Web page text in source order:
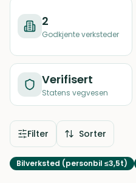
2
Godkjente verksteder
Verifisert
Statens vegvesen
Filter Sorter
Bilverksted (personbil ≤3,5t)